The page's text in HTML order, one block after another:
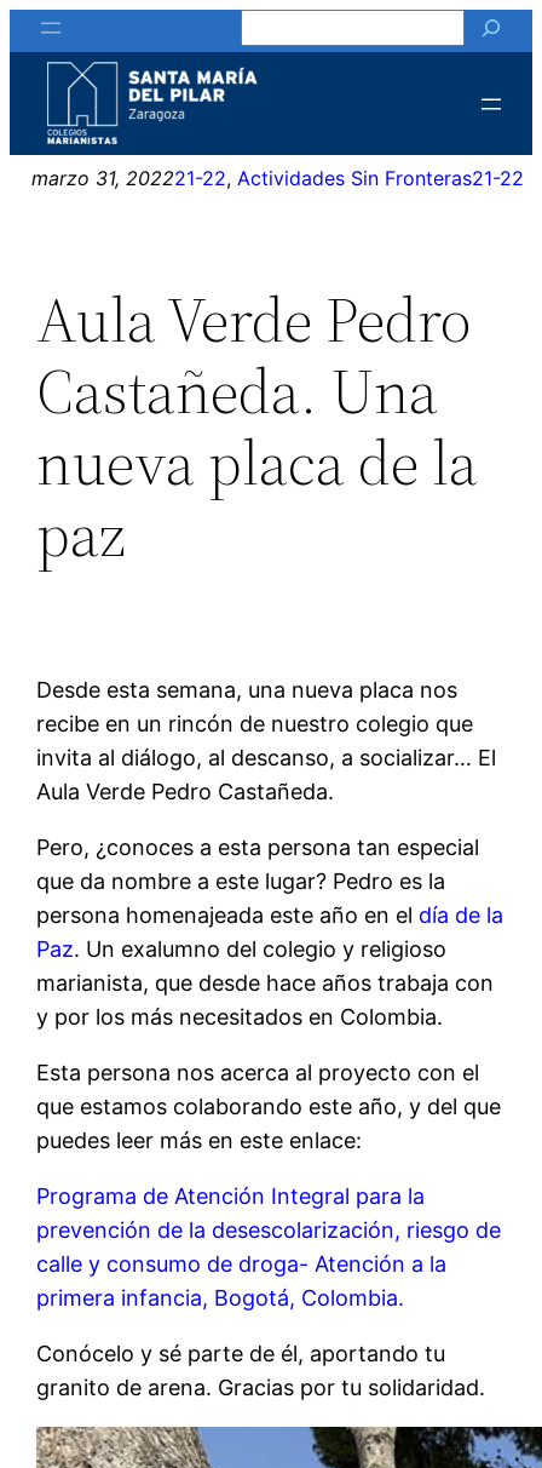
Saltar
al
contenido
marzo 31, 202221-22, Actividades Sin Fronteras21-22
Aula Verde Pedro
Castañeda. Una
nueva placa de la
paz
Desde esta semana, una nueva placa nos
recibe en un rincón de nuestro colegio que
invita al diálogo, al descanso, a socializar… El
Aula Verde Pedro Castañeda.
Pero, ¿conoces a esta persona tan especial
que da nombre a este lugar? Pedro es la
persona homenajeada este año en el día de la
Paz. Un exalumno del colegio y religioso
marianista, que desde hace años trabaja con
y por los más necesitados en Colombia.
Esta persona nos acerca al proyecto con el
que estamos colaborando este año, y del que
puedes leer más en este enlace:
Programa de Atención Integral para la
prevención de la desescolarización, riesgo de
calle y consumo de droga- Atención a la
primera infancia, Bogotá, Colombia.
Conócelo y sé parte de él, aportando tu
granito de arena. Gracias por tu solidaridad.